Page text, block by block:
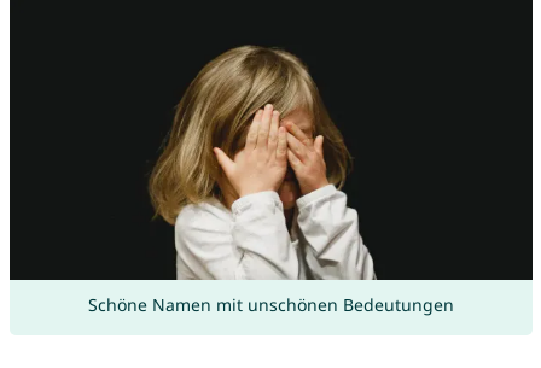
Schöne Namen mit unschönen Bedeutungen